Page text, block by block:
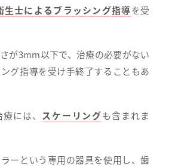
生士によるブラッシング指導を受
が3mm以下で、治療の必要がない
グ指導を受け手終了することもあ
には、 スケーリングも含まれま
ーという専用の器具を使用し、歯